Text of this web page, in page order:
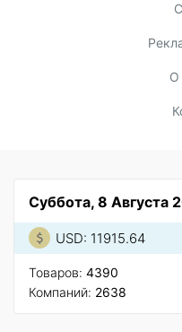
О
Суббота, 8 Августа
USD: 11915.64
Товаров: 4390
Компаний: 2638